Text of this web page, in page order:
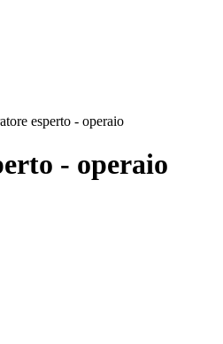
esperto - operaio
- operaio